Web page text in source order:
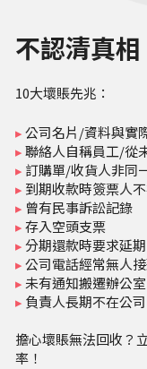
不認清真
10大壞賬先兆：
▸ 公司名片/資料與實
▸ 聯絡人自稱員工/從
▸ 訂購單/收貨人非同
▸ 到期收款時簽票人
▸ 曾有民事訴訟記錄
▸ 存入空頭支票
▸ 分期還款時要求延期
▸ 公司電話經常無人
▸ 未有通知搬遷辦公室
▸ 負責人長期不在公司
擔心壞賬無法回收？
率！